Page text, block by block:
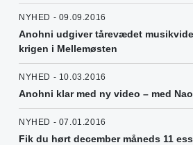
NYHED - 09.09.2016
Anohni udgiver tårevædet
krigen i Mellemøsten
NYHED - 10.03.2016
Anohni klar med ny video – med
NYHED - 07.01.2016
Fik du hørt december måneds 11